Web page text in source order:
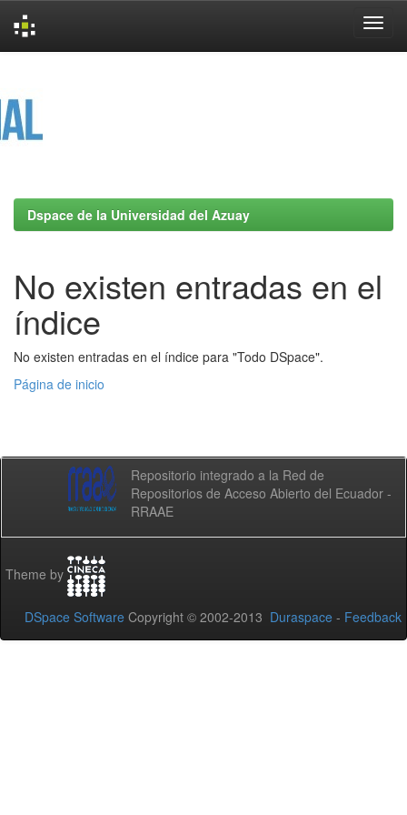
Dspace de la Universidad del Azuay
No existen entradas en el
índice
No existen entradas en el índice para "Todo DSpace".
Página de inicio
Repositorio integrado a la Red de
Repositorios de Acceso Abierto del Ecuador -
RRAAE
Theme by
DSpace Software Copyright © 2002-2013 Duraspace - Feedback